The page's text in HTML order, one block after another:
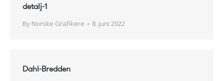
detalj-1
By Norske Grafikere 8. juni 2022
Dahl-Bredden